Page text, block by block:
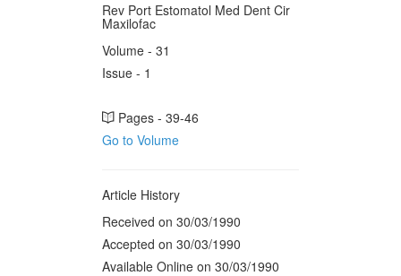
Rev Port Estomatol Med Dent Cir
Maxilofac
Volume - 31
Issue - 1
Pages - 39-46
Go to Volume
Article History
Received on 30/03/1990
Accepted on 30/03/1990
Available Online on 30/03/1990